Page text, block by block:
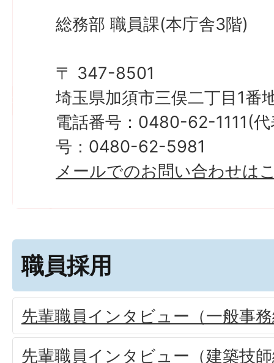
総務部 職員課(本庁舎3階)
〒 347-8501
埼玉県加須市三俣二丁目1番
電話番号：0480-62-1111(
号：0480-62-5981
メールでのお問い合わせは
職員採用
先輩職員インタビュー（一般事
先輩職員インタビュー（建築技